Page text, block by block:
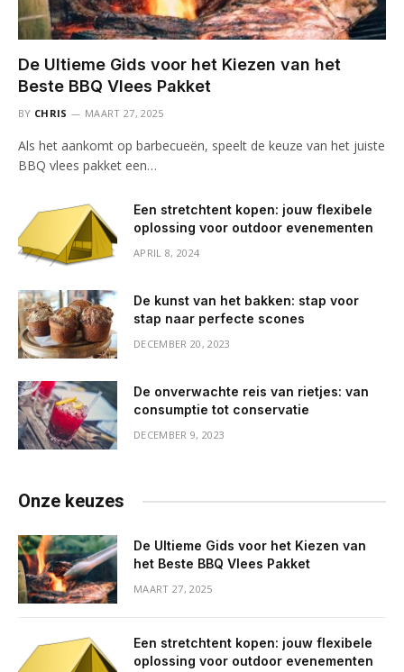
De Ultieme Gids voor het Kiezen van het
Beste BBQ Vlees Pakket
BY CHRIS MAART 27, 2025
Als het aankomt op barbecueën, speelt de keuze van het juiste
BBQ vlees pakket een…
Een stretchtent kopen: jouw flexibele
oplossing voor outdoor evenementen
APRIL 8, 2024
De kunst van het bakken: stap voor
stap naar perfecte scones
DECEMBER 20, 2023
De onverwachte reis van rietjes: van
consumptie tot conservatie
DECEMBER 9, 2023
Onze keuzes
De Ultieme Gids voor het Kiezen van
het Beste BBQ Vlees Pakket
MAART 27, 2025
Een stretchtent kopen: jouw flexibele
oplossing voor outdoor evenementen